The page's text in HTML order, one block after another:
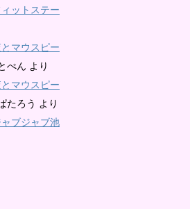
ットステー
マウスピー
ぺん より
マウスピー
たろう より
ブジャブ池